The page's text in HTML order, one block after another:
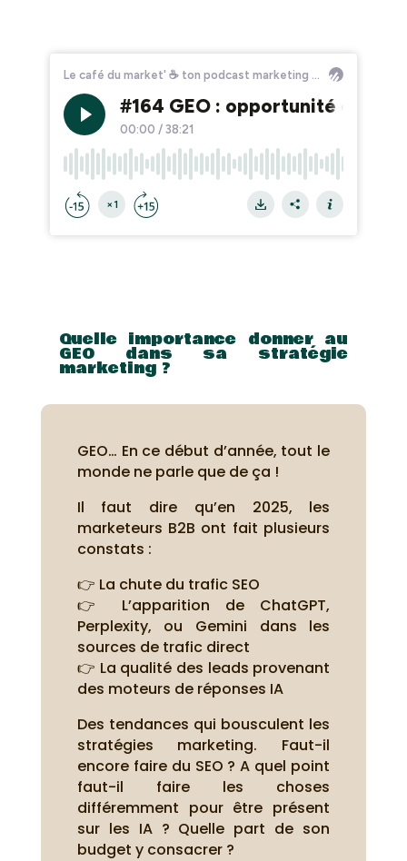
Quelle importance donner au
GEO dans sa stratégie
marketing ?
GEO… En ce début d’année, tout le
monde ne parle que de ça !
Il faut dire qu’en 2025, les
marketeurs B2B ont fait plusieurs
constats :
👉 La chute du trafic SEO
👉 L’apparition de ChatGPT,
Perplexity, ou Gemini dans les
sources de trafic direct
👉 La qualité des leads provenant
des moteurs de réponses IA
Des tendances qui bousculent les
stratégies marketing. Faut-il
encore faire du SEO ? A quel point
faut-il faire les choses
différemment pour être présent
sur les IA ? Quelle part de son
budget y consacrer ?